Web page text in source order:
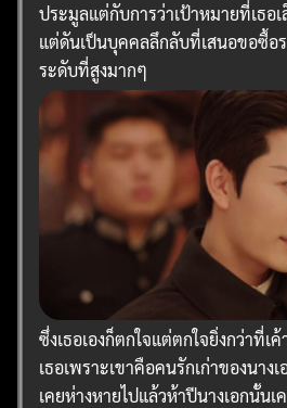
ประมูลแต่กับการว่าเป้าหมายที่เธอเ
แต่ดันเป็นบุคคลลึกลับที่เสนอขอซื้อ
ระดับที่สูงมากๆ
ซึ่งเธอเองก็ตกใจแต่ตกใจยิ่งกว่าที่เ
เธอเพราะเขาคือคนรักเก่าของนา
เคยห่างหายไปแล้วห้าปีนางเอกนั้น